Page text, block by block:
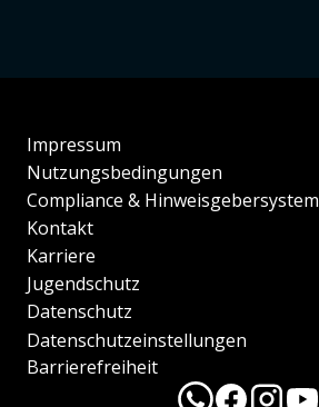
Impressum
Nutzungsbedingungen
Compliance & Hinweisgebersystem
Kontakt
Karriere
Jugendschutz
Datenschutz
Datenschutzeinstellungen
Barrierefreiheit